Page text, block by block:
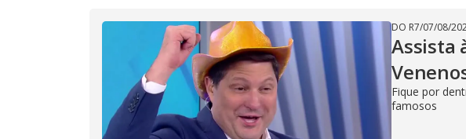
DO R7/07/08/
Assista
Fique por
famosos